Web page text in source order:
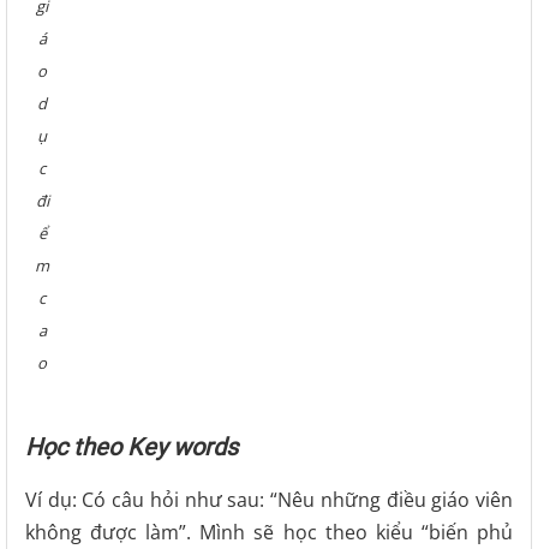
gi
á
o
d
ụ
c
đi
ể
m
c
a
o
Học theo Key words
Ví dụ: Có câu hỏi như sau: “Nêu những điều giáo viên
không được làm”. Mình sẽ học theo kiểu “biến phủ